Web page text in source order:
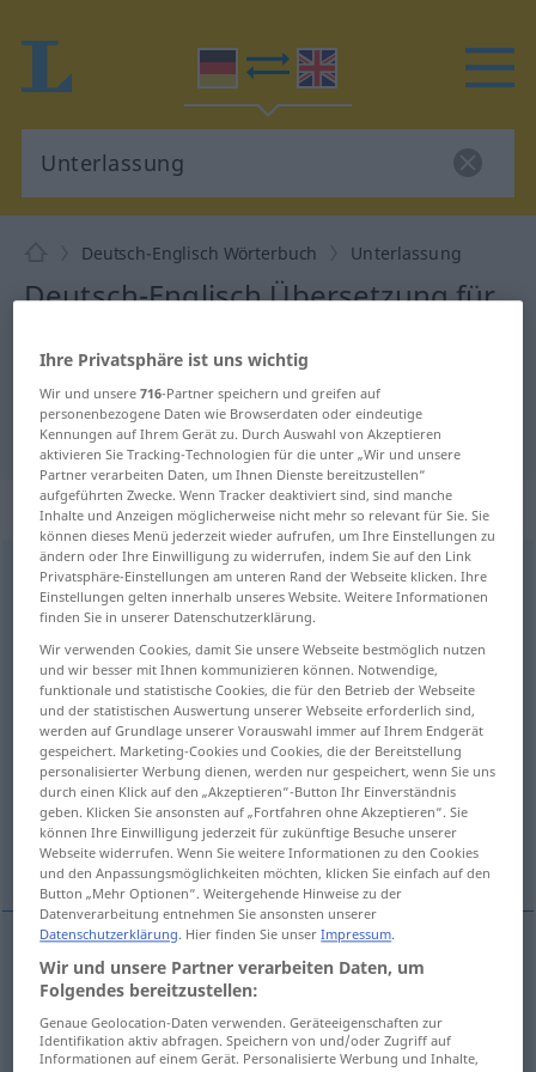
Deutsch-Englisch Wörterbuch Unterlassung
Deutsch-Englisch Übersetzung für
"Unterlassung" Englisch
Übersetzung
„Unterlassung“: Femininum
Unterlassungf <Unterlassung;Unterlassungen>
Übersicht aller Übersetzungen
(Für mehr Details die Übersetzung anklicken/antippen)
omission, failure, neglect
default, neglect, nonfeasance non-,
forbearance, omission
omission
omission Unterlassung jedes Nichtstun,
Versäumnis < NURSG>
Ihre Privatsphäre ist uns wichtig
Wir und unsere716-Partner speichern und greifen auf
personenbezogene Daten wie Browserdaten oder eindeutige
Kennungen auf Ihrem Gerät zu. Durch Auswahl von Akzeptieren
aktivieren Sie Tracking-Technologien für die unter „Wir und unsere
Partner verarbeiten Daten, um Ihnen Dienste bereitzustellen“
aufgeführten Zwecke. Wenn Tracker deaktiviert sind, sind manche
Inhalte und Anzeigen möglicherweise nicht mehr so relevant für Sie. Sie
können dieses Menü jederzeit wieder aufrufen, um Ihre Einstellungen zu
ändern oder Ihre Einwilligung zu widerrufen, indem Sie auf den Link
Privatsphäre-Einstellungen am unteren Rand der Webseite klicken. Ihre
Einstellungen gelten innerhalb unseres Website. Weitere Informationen
finden Sie in unserer Datenschutzerklärung.
Wir verwenden Cookies, damit Sie unsere Webseite bestmöglich nutzen
und wir besser mit Ihnen kommunizieren können. Notwendige,
funktionale und statistische Cookies, die für den Betrieb der Webseite
und der statistischen Auswertung unserer Webseite erforderlich sind,
werden auf Grundlage unserer Vorauswahl immer auf Ihrem Endgerät
gespeichert. Marketing-Cookies und Cookies, die der Bereitstellung
personalisierter Werbung dienen, werden nur gespeichert, wenn Sie uns
durch einen Klick auf den „Akzeptieren“-Button Ihr Einverständnis
geben. Klicken Sie ansonsten auf „Fortfahren ohne Akzeptieren“. Sie
können Ihre Einwilligung jederzeit für zukünftige Besuche unserer
Webseite widerrufen. Wenn Sie weitere Informationen zu den Cookies
und den Anpassungsmöglichkeiten möchten, klicken Sie einfach auf den
Button „Mehr Optionen“. Weitergehende Hinweise zu der
Datenverarbeitung entnehmen Sie ansonsten unserer
Datenschutzerklärung. Hier finden Sie unserImpressum.
Wir und unsere Partner verarbeiten Daten, um
Folgendes bereitzustellen:
Genaue Geolocation-Daten verwenden. Geräteeigenschaften zur
Identifikation aktiv abfragen. Speichern von und/oder Zugriff auf
Informationen auf einem Gerät. Personalisierte Werbung und Inhalte,